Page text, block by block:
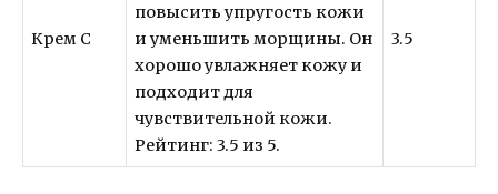
Крем C
повысить упругость кожи
и уменьшить морщины. Он
хорошо увлажняет кожу и
подходит для
чувствительной кожи.
Рейтинг: 3.5 из 5.
3.5